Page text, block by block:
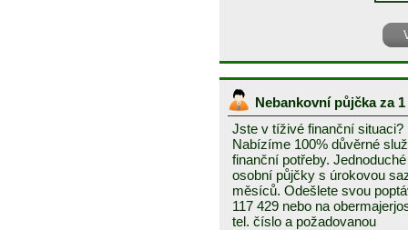
Nebankovní půjčka za
Jste v tíživé finanční situaci?
Nabízíme 100% důvěrné
finanční potřeby.
osobní půjčky s úrokovou
měsíců. Odešlete svou
117 429 nebo na
tel. číslo a požadovanou